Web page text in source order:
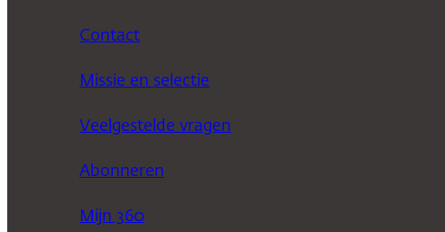
Contact
Missie en selectie
Veelgestelde vragen
Abonneren
Mijn 360